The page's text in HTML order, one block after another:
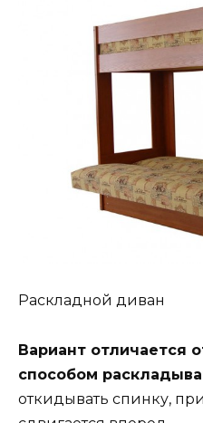
Раскладной диван
Вариант отличается
способом
откидывать спинку,